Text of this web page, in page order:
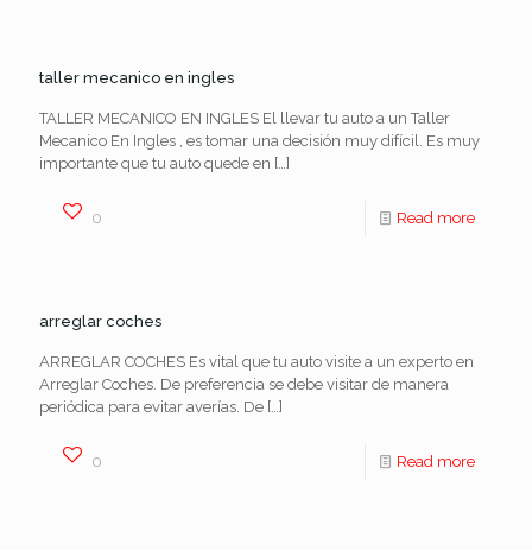
taller mecanico en ingles
TALLER MECANICO EN INGLES El llevar tu auto a un Taller
Mecanico En Ingles , es tomar una decisión muy difícil. Es muy
importante que tu auto quede en […]
0 Read more
arreglar coches
ARREGLAR COCHES Es vital que tu auto visite a un experto en
Arreglar Coches. De preferencia se debe visitar de manera
periódica para evitar averías. De […]
0 Read more